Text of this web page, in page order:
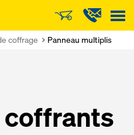
coffrage Panneau multiplis
coffrants